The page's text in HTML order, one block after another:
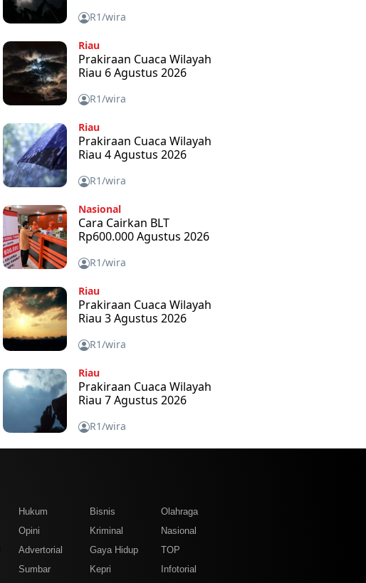
R1/wira
Riau
Prakiraan Cuaca Wilayah
Riau 6 Agustus 2026
R1/wira
Riau
Prakiraan Cuaca Wilayah
Riau 4 Agustus 2026
R1/wira
Nasional
Cara Cairkan BLT
Rp600.000 Agustus 2026
R1/wira
Riau
Prakiraan Cuaca Wilayah
Riau 3 Agustus 2026
R1/wira
Riau
Prakiraan Cuaca Wilayah
Riau 7 Agustus 2026
R1/wira
Hukum Bisnis
Olahraga
Opini Kriminal
Nasional
Advertorial Gaya Hidup
TOP
Sumbar Kepri Infotorial